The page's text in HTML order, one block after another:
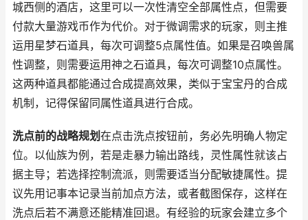
城西侧的酒店，这里可以一次性清空全部属性点，但需要
付款大量游戏币作为代价。对于微调需求的玩家，则主推
运用星梦石道具，每次可调整5点属性值。如果是召唤兽属
性调整，则需要运用神之石道具，每次可调整10点属性。
这两种道具都能通过合成提高效果，类似于宝宝丹的合成
机制，记得保留同属性道具进行合成。
洗点前的战略规划在点击洗点按钮前，务必先明确人物定
位。以仙族为例，若是走暴力输出路线，灵性属性就该占
据主导；若选择控制流派，则需要适当分配敏捷属性。提
议先用记事本记录当前加点方法，或者截图保存，这样在
洗点后若不满意还能精准回退。有经验的玩家会建立多个